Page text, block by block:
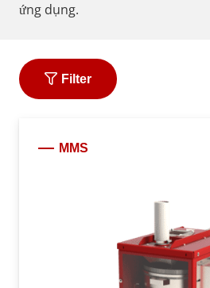
ứng dụng.
Filter
MMS